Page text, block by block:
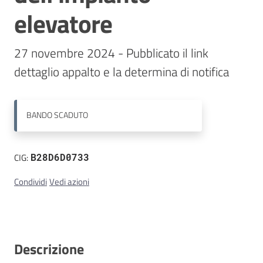
elevatore
27 novembre 2024 - Pubblicato il link
dettaglio appalto e la determina di notifica
BANDOSCADUTO
CIG: B28D6D0733
CondividiVedi azioni
Descrizione